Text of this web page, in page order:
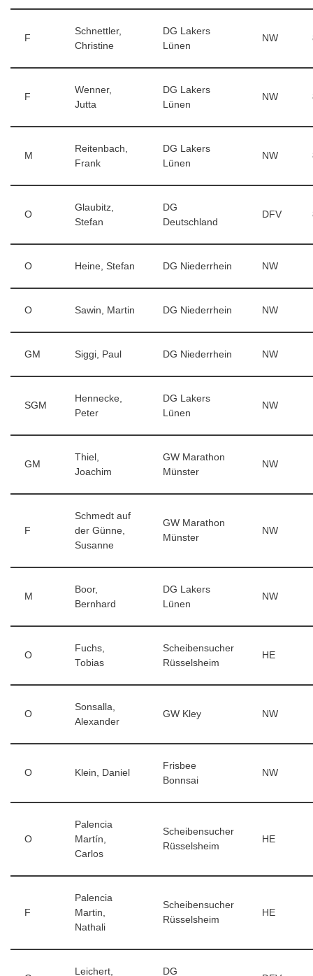
F
Schnettler,
Christine
DG Lakers
Lünen
NW
F
Wenner,
Jutta
DG Lakers
Lünen
NW
M
Reitenbach,
Frank
DG Lakers
Lünen
NW
O
Glaubitz,
Stefan
DG
Deutschland
DFV
O Heine, Stefan DG Niederrhein NW
O Sawin, Martin DG Niederrhein NW
GM Siggi, Paul DG Niederrhein NW
SGM
Hennecke,
Peter
DG Lakers
Lünen
NW
GM
Thiel,
Joachim
GW Marathon
Münster
NW
F
Schmedt auf
der Günne,
Susanne
GW Marathon
Münster
NW
M
Boor,
Bernhard
DG Lakers
Lünen
NW
O
Fuchs,
Tobias
Scheibensucher
Rüsselsheim
HE
O
Sonsalla,
Alexander
GW Kley NW
O Klein, Daniel
Frisbee
Bonnsai
NW
O
Palencia
Martín,
Carlos
Scheibensucher
Rüsselsheim
HE
F
Palencia
Martin,
Nathali
Scheibensucher
Rüsselsheim
HE
Leichert, DG